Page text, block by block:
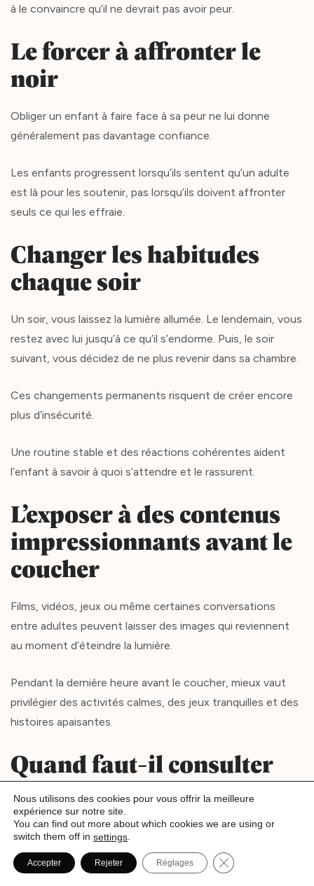
à le convaincre qu’il ne devrait pas avoir peur.
Le forcer à affronter le
noir
Obliger un enfant à faire face à sa peur ne lui donne
généralement pas davantage confiance.
Les enfants progressent lorsqu’ils sentent qu’un adulte
est là pour les soutenir, pas lorsqu’ils doivent affronter
seuls ce qui les effraie.
Changer les habitudes
chaque soir
Un soir, vous laissez la lumière allumée. Le lendemain, vous
restez avec lui jusqu’à ce qu’il s’endorme. Puis, le soir
suivant, vous décidez de ne plus revenir dans sa chambre.
Ces changements permanents risquent de créer encore
plus d’insécurité.
Une routine stable et des réactions cohérentes aident
l’enfant à savoir à quoi s’attendre et le rassurent.
L’exposer à des contenus
impressionnants avant le
coucher
Films, vidéos, jeux ou même certaines conversations
entre adultes peuvent laisser des images qui reviennent
au moment d’éteindre la lumière.
Pendant la dernière heure avant le coucher, mieux vaut
privilégier des activités calmes, des jeux tranquilles et des
histoires apaisantes.
Quand faut-il consulter
un professionnel ?
Dans la grande majorité des cas, la peur du noir fait partie
progressivement avec le temps.
Nous utilisons des cookies pour vous offrir la meilleure
expérience sur notre site.
You can find out more about which cookies we are using or
switch them off in settings
Accepter Rejeter Réglages Fermer la